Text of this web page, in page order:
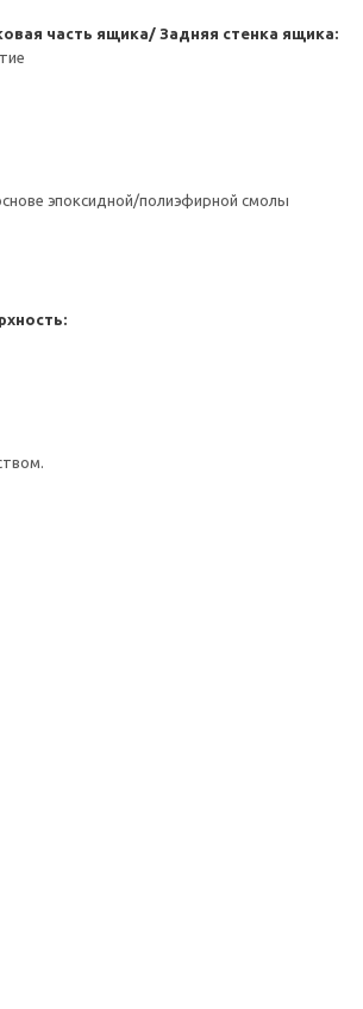
часть ящика/ Задняя стенка ящика:
эпоксидной/полиэфирной смолы